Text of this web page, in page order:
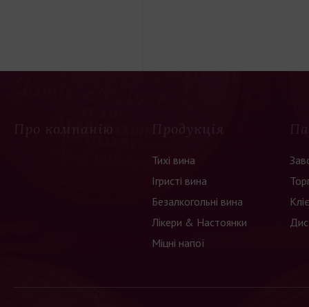
Про компанію Продукція
Тихі вина
Ігристі вина
Безалкогольні вина
Лікери & Настоянки
Міцні напої